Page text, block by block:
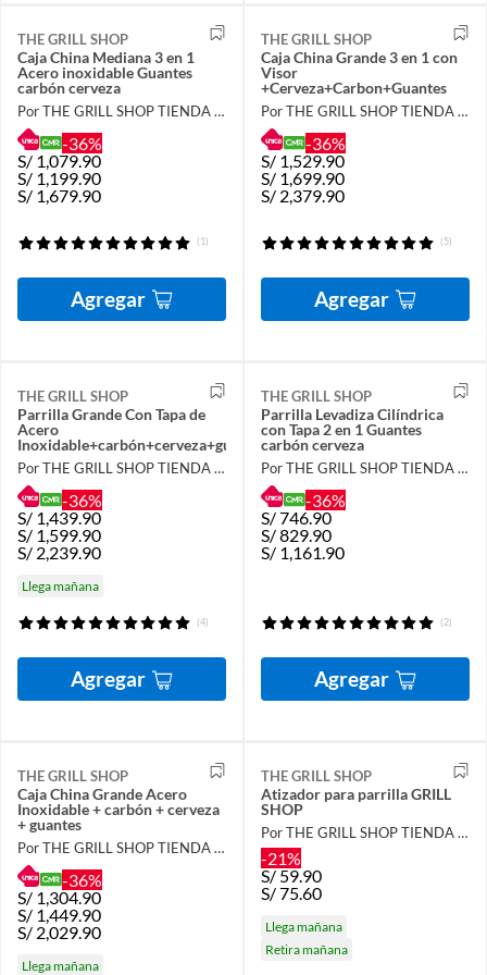
THE GRILL SHOP
Caja China Mediana 3 en 1
Acero inoxidable Guantes
carbón cerveza
Por THE GRILL SHOP TIENDA OFICIAL
-36%
S/ 1,079.90
S/ 1,199.90
S/ 1,679.90
(1)
Agregar
THE GRILL SHOP
Caja China Grande 3 en 1 con
Visor
+Cerveza+Carbon+Guantes
Por THE GRILL SHOP TIENDA OFICIAL
-36%
S/ 1,529.90
S/ 1,699.90
S/ 2,379.90
(5)
Agregar
THE GRILL SHOP
Parrilla Grande Con Tapa de
Acero
Inoxidable+carbón+cerveza+guantes
Por THE GRILL SHOP TIENDA OFICIAL
-36%
S/ 1,439.90
S/ 1,599.90
S/ 2,239.90
Llega mañana
(4)
Agregar
THE GRILL SHOP
Parrilla Levadiza Cilíndrica
con Tapa 2 en 1 Guantes
carbón cerveza
Por THE GRILL SHOP TIENDA OFICIAL
-36%
S/746.90
S/829.90
S/ 1,161.90
(2)
Agregar
THE GRILL SHOP
Caja China Grande Acero
Inoxidable + carbón + cerveza
+ guantes
Por THE GRILL SHOP TIENDA OFICIAL
-36%
S/ 1,304.90
S/ 1,449.90
S/ 2,029.90
Llega mañana
THE GRILL SHOP
Atizador para parrilla GRILL
SHOP
Por THE GRILL SHOP TIENDA OFICIAL
-21%
S/ 59.90
S/75.60
Llega mañana
Retira mañana